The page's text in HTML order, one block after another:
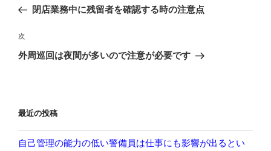
ナ
ビ
ゲ
ン
の
稿
閉店業務中に残留者を確認する時の注意点
次
の
次
外周巡回は夜間が多いので注意が必要です
最近の投稿
自己管理の能力の低い警備員は仕事にも影響が出るとい